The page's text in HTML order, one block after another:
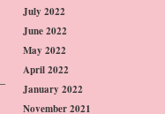
July 2022
June 2022
May 2022
April 2022
January 2022
November 2021